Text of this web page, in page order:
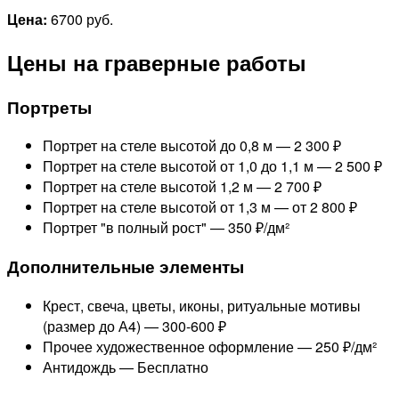
Цена: 6700 руб.
Цены на граверные работы
Портреты
Портрет на стеле высотой до 0,8 м —2 300 ₽
Портрет на стеле высотой от 1,0 до 1,1 м —2 500 ₽
Портрет на стеле высотой 1,2 м —2 700 ₽
Портрет на стеле высотой от 1,3 м —от 2 800 ₽
Портрет "в полный рост" —350 ₽/дм²
Дополнительные элементы
Крест, свеча, цветы, иконы, ритуальные мотивы
(размер до А4) —300-600 ₽
Прочее художественное оформление —250 ₽/дм²
Антидождь — Бесплатно